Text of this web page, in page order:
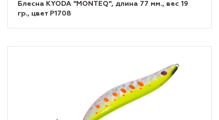
Блесна KYODA "MONTEQ", длина 77 мм., вес 19
гр., цвет P1708